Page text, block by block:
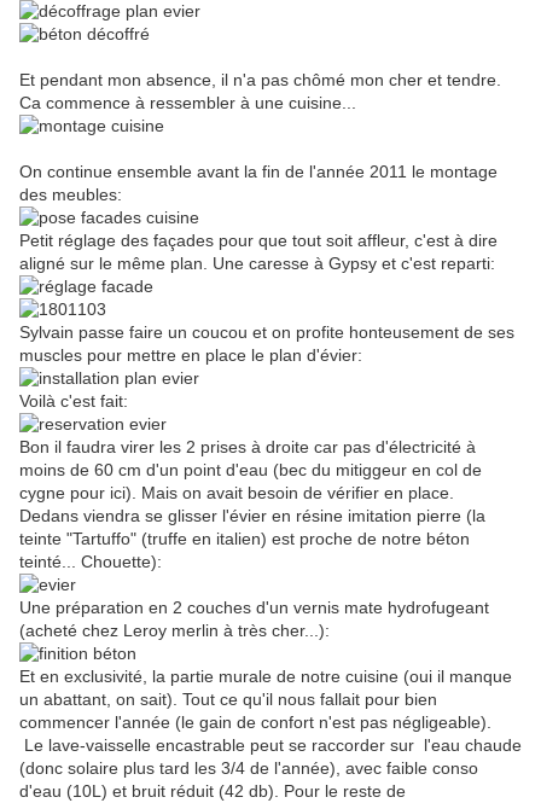
Et pendant mon absence, il n'a pas chômé mon cher et tendre.
Ca commence à ressembler à une cuisine...
On continue ensemble avant la fin de l'année 2011 le montage
des meubles:
Petit réglage des façades pour que tout soit affleur, c'est à dire
aligné sur le même plan. Une caresse à Gypsy et c'est reparti:
Sylvain passe faire un coucou et on profite honteusement de ses
muscles pour mettre en place le plan d'évier:
Voilà c'est fait:
Bon il faudra virer les 2 prises à droite car pas d'électricité à
moins de 60 cm d'un point d'eau (bec du mitiggeur en col de
cygne pour ici). Mais on avait besoin de vérifier en place.
Dedans viendra se glisser l'évier en résine imitation pierre (la
teinte "Tartuffo" (truffe en italien) est proche de notre béton
teinté... Chouette):
Une préparation en 2 couches d'un vernis mate hydrofugeant
(acheté chez Leroy merlin à très cher...):
Et en exclusivité, la partie murale de notre cuisine (oui il manque
un abattant, on sait). Tout ce qu'il nous fallait pour bien
commencer l'année (le gain de confort n'est pas négligeable).
Le lave-vaisselle encastrable peut se raccorder sur l'eau chaude
(donc solaire plus tard les 3/4 de l'année), avec faible conso
d'eau (10L) et bruit réduit (42 db). Pour le reste de